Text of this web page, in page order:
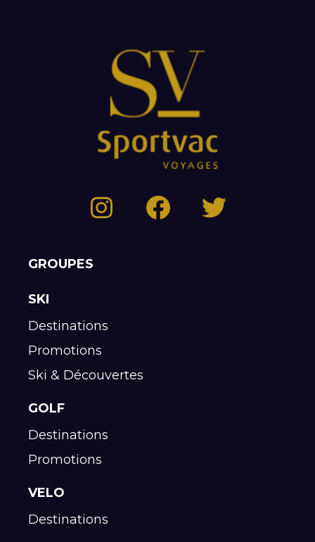
GROUPES
SKI
Destinations
Promotions
Ski & Découvertes
GOLF
Destinations
Promotions
VELO
Destinations